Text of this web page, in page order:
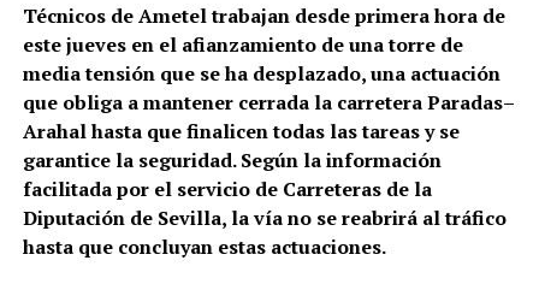
Técnicos de Ametel trabajan desde primera hora de
este jueves en el afianzamiento de una torre de
media tensión que se ha desplazado, una actuación
que obliga a mantener cerrada la carretera Paradas–
Arahal hasta que finalicen todas las tareas y se
garantice la seguridad. Según la información
facilitada por el servicio de Carreteras de la
Diputación de Sevilla, la vía no se reabrirá al tráfico
hasta que concluyan estas actuaciones.